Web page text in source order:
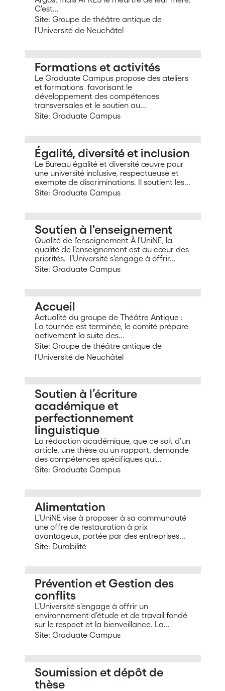
C'est...
Site: Groupe de théâtre antique de
l'Université de Neuchâtel
Formations et activités
Le Graduate Campus propose des ateliers
et formations favorisant le
développement des compétences
transversales et le soutien au...
Site: Graduate Campus
Égalité, diversité et inclusion
Le Bureau égalité et diversité œuvre pour
une université inclusive, respectueuse et
exempte de discriminations. Il soutient les...
Site: Graduate Campus
Soutien à l'enseignement
Qualité de l'enseignement À l’UniNE, la
qualité de l’enseignement est au cœur des
priorités. l’Université s’engage à offrir...
Site: Graduate Campus
Accueil
Actualité du groupe de Théâtre Antique :
La tournée est terminée, le comité prépare
activement la suite des...
Site: Groupe de théâtre antique de
l'Université de Neuchâtel
Soutien à l’écriture
académique et
perfectionnement
linguistique
La rédaction académique, que ce soit d'un
article, une thèse ou un rapport, demande
des compétences spécifiques qui...
Site: Graduate Campus
Alimentation
L’UniNE vise à proposer à sa communauté
une offre de restauration à prix
avantageux, portée par des entreprises...
Site: Durabilité
Prévention et Gestion des
conflits
L’Université s’engage à offrir un
environnement d’étude et de travail fondé
sur le respect et la bienveillance. La...
Site: Graduate Campus
Soumission et dépôt de
thèse